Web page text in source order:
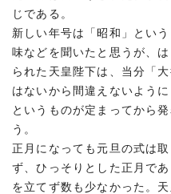
じである。
新しい年号は「昭和」とい
味などを聞いたと思うが、
られた天皇陛下は、当分「
はないから間違えないよう
というものが定まってから
う。
正月になっても元旦の式は
ず、ひっそりとした正月で
を立てず数も少なかった。